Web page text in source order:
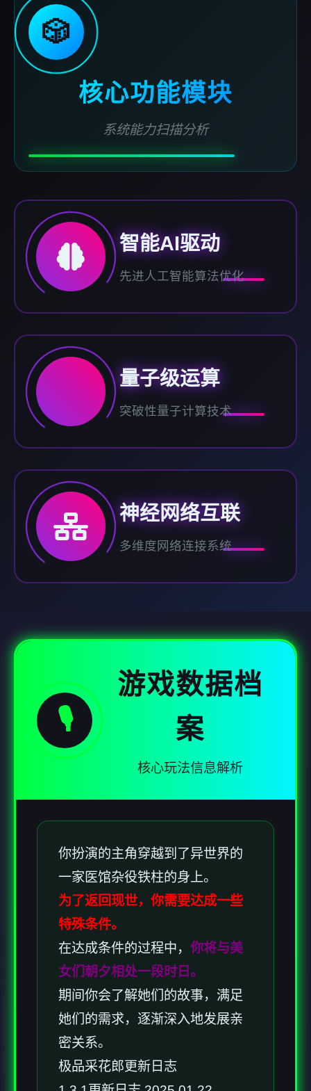
🎲
核心功能模块
系统能力扫描分析
智能AI驱动
先进人工智能算法优化
量子级运算
突破性量子计算技术
神经网络互联
多维度网络连接系统
🎙️
游戏数据档
案
核心玩法信息解析
你扮演的主角穿越到了异世界的
一家医馆杂役铁柱的身上。
为了返回现世，你需要达成一些
特殊条件。
在达成条件的过程中， 你将与美
女们朝夕相处一段时日。
期间你会了解她们的故事，满足
她们的需求，逐渐深入地发展亲
密关系。
极品采花郎更新日志